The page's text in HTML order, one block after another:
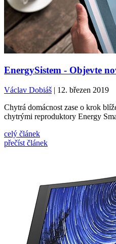
EnergySistem - Objevte
Václav Dobiáš | 12. březen 2019
Chytrá domácnost zase o krok
chytrými reproduktory Energy
celý článek
přečíst článek